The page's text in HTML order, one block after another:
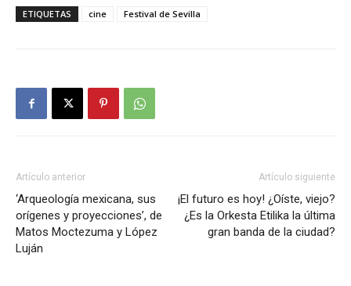
ETIQUETAS cine Festival de Sevilla
Artículo anterior
‘Arqueología mexicana, sus
orígenes y proyecciones’, de
Matos Moctezuma y López
Luján
Artículo siguiente
¡El futuro es hoy! ¿Oíste, viejo?
¿Es la Orkesta Etilika la última
gran banda de la ciudad?